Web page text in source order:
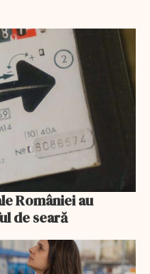
României au
de seară